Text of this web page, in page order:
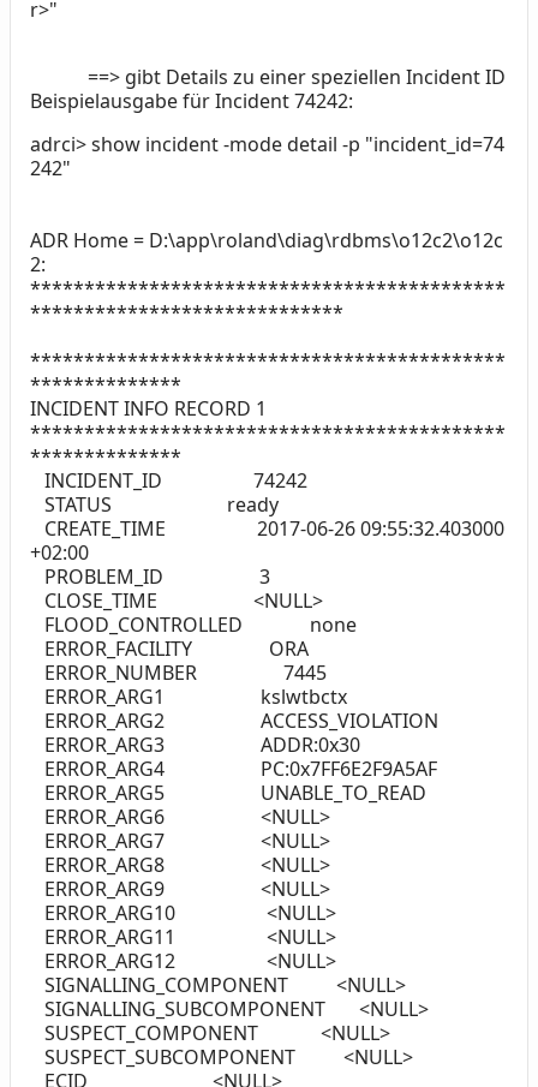
r>"
==> gibt Details zu einer speziellen Incident ID
Beispielausgabe für Incident 74242:
adrci> show incident -mode detail -p "incident_id=74
242"
ADR Home = D:\app\roland\diag\rdbms\o12c2\o12c
2:
********************************************
*****************************
********************************************
**************
INCIDENT INFO RECORD 1
********************************************
**************
INCIDENT_ID 74242
STATUS ready
CREATE_TIME 2017-06-26 09:55:32.403000
+02:00
PROBLEM_ID 3
CLOSE_TIME <NULL>
FLOOD_CONTROLLED none
ERROR_FACILITY ORA
ERROR_NUMBER 7445
ERROR_ARG1 kslwtbctx
ERROR_ARG2 ACCESS_VIOLATION
ERROR_ARG3 ADDR:0x30
ERROR_ARG4 PC:0x7FF6E2F9A5AF
ERROR_ARG5 UNABLE_TO_READ
ERROR_ARG6 <NULL>
ERROR_ARG7 <NULL>
ERROR_ARG8 <NULL>
ERROR_ARG9 <NULL>
ERROR_ARG10 <NULL>
ERROR_ARG11 <NULL>
ERROR_ARG12 <NULL>
SIGNALLING_COMPONENT <NULL>
SIGNALLING_SUBCOMPONENT <NULL>
SUSPECT_COMPONENT <NULL>
SUSPECT_SUBCOMPONENT <NULL>
ECID <NULL>